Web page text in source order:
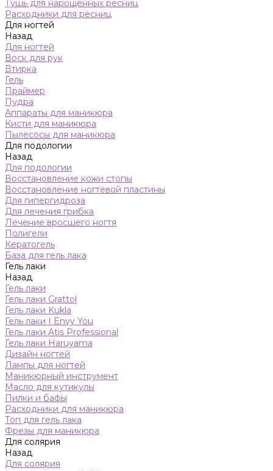
Тушь для нарощенных ресниц
Расходники для ресниц
Для ногтей
Назад
Для ногтей
Воск для рук
Втирка
Гель
Праймер
Пудра
Аппараты для маникюра
Кисти для маникюра
Пылесосы для маникюра
Для подологии
Назад
Для подологии
Восстановление кожи стопы
Восстановление ногтевой пластины
Для гипергидроза
Для лечения грибка
Лечение вросшего ногтя
Полигели
Кератогель
База для гель лака
Гель лаки
Назад
Гель лаки
Гель лаки Grattol
Гель лаки Kukla
Гель лаки I Envy You
Гель лаки Atis Professional
Гель лаки Haruyama
Дизайн ногтей
Лампы для ногтей
Маникюрный инструмент
Масло для кутикулы
Пилки и бафы
Расходники для маникюра
Топ для гель лака
Фрезы для маникюра
Для солярия
Назад
Для солярия